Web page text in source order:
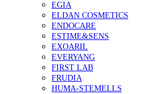
EGIA
ELDAN COSMETICS
ENDOCARE
ESTIME&SENS
EXOARIL
EVERYANG
FIRST LAB
FRUDIA
HUMA-STEMELLS